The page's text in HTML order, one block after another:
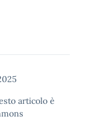
articolo è